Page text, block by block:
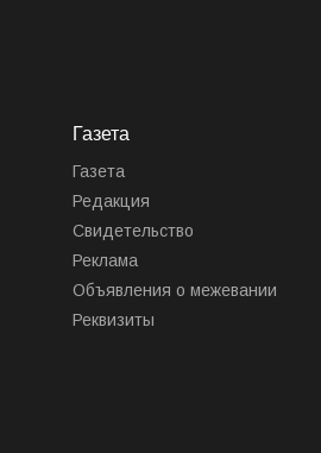
Газета
Газета
Редакция
Свидетельство
Реклама
Объявления о межевании
Реквизиты